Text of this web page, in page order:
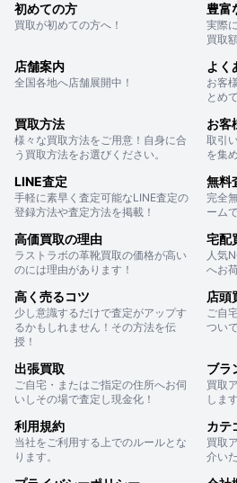
初めての方
買取が初めての方へ！
豊富
実際
買取
店舗案内
全国各地へ店舗展開中！
よく
お客
とめ
買取方法
様々な買取方法をご用意！自身に合
う買取方法をお選びください。
お客
取引
を集
LINE査定
手軽に素早く査定可能なLINE査定の
登録方法や査定方法を掲載！
無料
完全
ーム
高価買取の理由
ラストラボの革靴買取の価格が高い
のには理由があります！
宅配
人気
へお
高く売るコツ
少し意識するだけで査定がアップす
るかもしれません！その方法を伝
授！
店頭
ご自
つい
出張買取
ご自宅・またはご指定の住所へお伺
いしその場で査定し現金化！
ブラ
買取
します
利用規約
当社をご利用する上でのルールとな
ります。
カテ
買取
介い